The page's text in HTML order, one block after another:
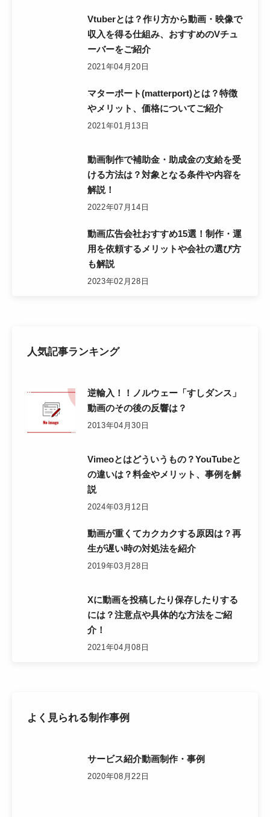
Vtuberとは？作り方から動画・映像で
収入を得る仕組み、おすすめのVチュ
ーバーをご紹介
2021年04月20日
マターポート(matterport)とは？特徴
やメリット、価格についてご紹介
2021年01月13日
動画制作で補助金・助成金の支給を受
ける方法は？対象となる条件や内容を
解説！
2022年07月14日
動画広告会社おすすめ15選！制作・運
用を依頼するメリットや会社の選び方
も解説
2023年02月28日
人気記事ランキング
逆輸入！！ノルウェー「すしダンス」
動画のその後の反響は？
2013年04月30日
Vimeoとはどういうもの？YouTubeと
の違いは？料金やメリット、事例を解
説
2024年03月12日
動画が重くてカクカクする原因は？再
生が遅い時の対処法を紹介
2019年03月28日
Xに動画を投稿したり保存したりする
には？注意点や具体的な方法をご紹
介！
2021年04月08日
よく見られる制作事例
サービス紹介動画制作・事例
2020年08月22日